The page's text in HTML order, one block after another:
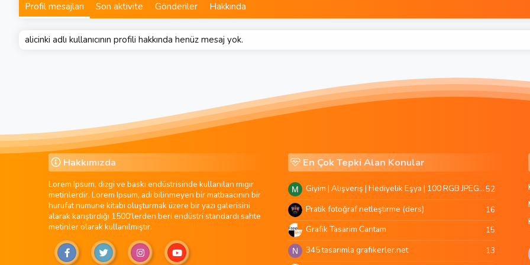
Profil mesajları Son aktivite Gönderiler Hakkında
alicinki adlı kullanıcının profili hakkında henüz mesaj yok.
Hakkımızda
Lorem Ipsum, dizgi ve baskı endüstrisinde kullanılan mıgır
metinlerdir. Lorem Ipsum, adı bilinmeyen bir matbaacının bir
hurufat numune kitabı oluşturmak üzere bir yazı galerisini
alarak karıştırdığı 1500'lerden beri endüstri standardı sahte
metinler olarak kullanılmıştır.
En Çok Tepki Alan Konular
M Giyim | Alışveriş | Hediyelik Eşya | 100 RGB JPEG Images | 5920x4420 Pixels | 501 MB52
Pratik fotoğraf netleştirme (ders) 16
Grafik Tasarim Cantam 15
N 345 tasarimla grafikerler.net 13